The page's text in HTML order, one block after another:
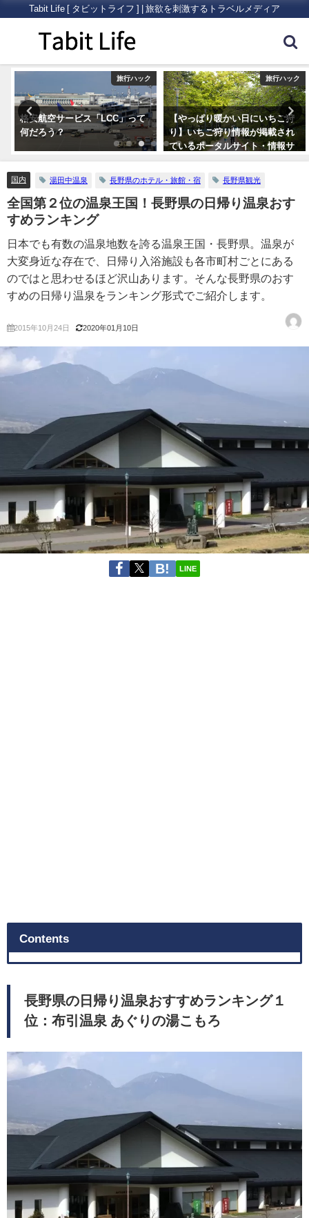
Tabit Life [ タビットライフ ] | 旅欲を刺激するトラベルメディア
旅行ハック
【やっぱり暖かい日にいちご狩
り】いちご狩り情報が掲載され
ているポータルサイト・情報サ
イトまとめ5つ
旅行ハック
海外旅行で助ける日本の「大使
館・総領事館」について
国内 湯田中温泉 長野県のホテル・旅館・宿 長野県観光
全国第２位の温泉王国！長野県の日帰り温泉おす
すめランキング
日本でも有数の温泉地数を誇る温泉王国・長野県。温泉が
大変身近な存在で、日帰り入浴施設も各市町村ごとにある
のではと思わせるほど沢山あります。そんな長野県のおす
すめの日帰り温泉をランキング形式でご紹介します。
2015年10月24日 2020年01月10日
LINE
Contents
長野県の日帰り温泉おすすめランキング１
位：布引温泉 あぐりの湯こもろ